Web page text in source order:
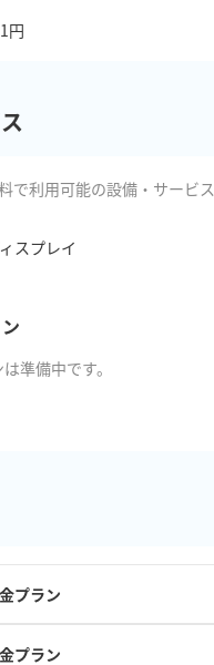
円
で利用可能の設備・サービス
スプレイ
準備中です。
プラン
プラン